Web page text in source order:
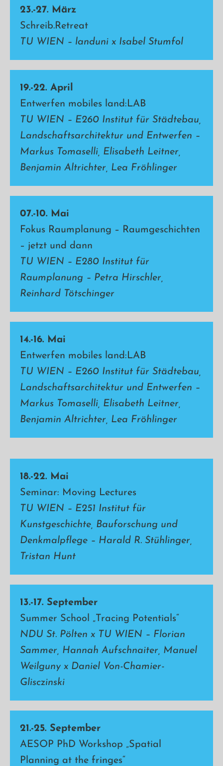
23.-27. März
Schreib.Retreat
TU WIEN – landuni x Isabel Stumfol
19.-22. April
Entwerfen mobiles land:LAB
TU WIEN – E260 Institut für Städtebau,
Landschaftsarchitektur und Entwerfen –
Markus Tomaselli, Elisabeth Leitner,
Benjamin Altrichter, Lea Fröhlinger
07.-10. Mai
Fokus Raumplanung – Raumgeschichten
– jetzt und dann
TU WIEN – E280 Institut für
Raumplanung – Petra Hirschler,
Reinhard Tötschinger
14.-16. Mai
Entwerfen mobiles land:LAB
TU WIEN – E260 Institut für Städtebau,
Landschaftsarchitektur und Entwerfen –
Markus Tomaselli, Elisabeth Leitner,
Benjamin Altrichter, Lea Fröhlinger
18.-22. Mai
Seminar: Moving Lectures
TU WIEN – E251 Institut für
Kunstgeschichte, Bauforschung und
Denkmalpflege – Harald R. Stühlinger,
Tristan Hunt
13.-17. September
Summer School „Tracing Potentials“
NDU St. Pölten x TU WIEN – Florian
Sammer, Hannah Aufschnaiter, Manuel
Weilguny x Daniel Von-Chamier-
Glisczinski
21.-25. September
AESOP PhD Workshop „Spatial
Planning at the fringes“